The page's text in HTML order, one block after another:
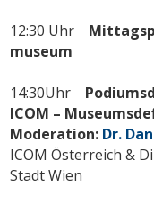
12:30 Uhr
museum
14:30Uhr
ICOM –
Moderation: Dr.
ICOM Österreich &
Stadt Wien